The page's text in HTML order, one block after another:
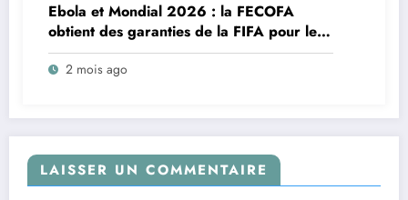
Ebola et Mondial 2026 : la FECOFA
obtient des garanties de la FIFA pour les
Léopards de la RDC
2 mois ago
LAISSER UN COMMENTAIRE